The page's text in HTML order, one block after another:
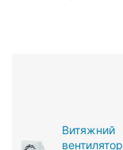
Витяжний
вентилятор